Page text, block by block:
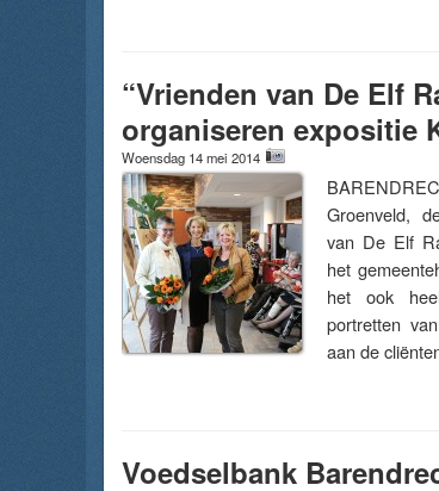
“Vrienden van De Elf
organiseren expositie
Woensdag 14 mei 2014
Groenveld,
van De Elf
het
het ook
portretten
aan de
Voedselbank